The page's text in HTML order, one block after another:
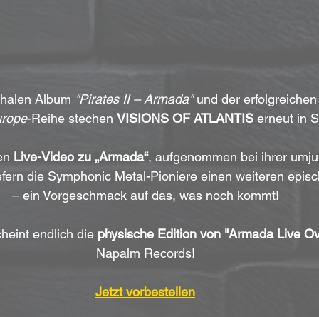
Album "Pirates II – Armada" und der
-Reihe stechen VISIONS OF ATLANTIS erneut in
Live-Video zu „Armada“, aufgenommen bei ihrer
die Symphonic Metal-Pioniere einen weiteren
– ein Vorgeschmack auf das, was noch kommt!
endlich die physische Edition von "Armada Live
Napalm Records!
Jetzt vorbestellen